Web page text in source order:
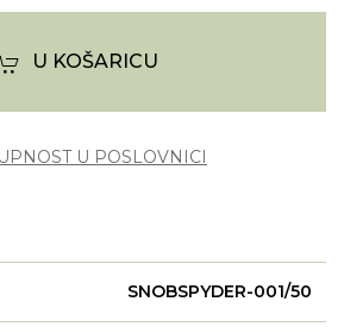
U KOŠARICU
U POSLOVNICI
SNOBSPYDER-001/50